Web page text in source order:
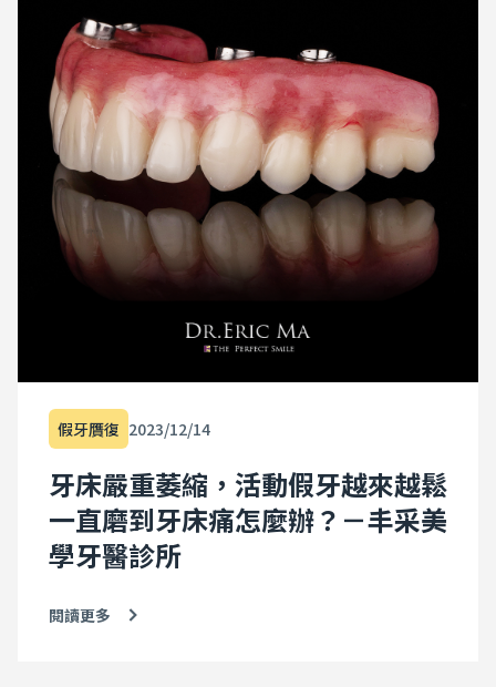
吸，便會被迫改用嘴巴呼吸，雖然鼻子過敏並不會直接的影
響牙齒排列，但使用口呼吸時，舌頭的位置就不會維持頂著
上顎的自然位置（下圖虛線）；而為了打開口腔氣道，舌頭
變得會往下往後（如下圖紅色箭頭），這導致正在發育中的
上顎骨缺少了舌頭的支撐力量而變得發育不良，並引發一連
串畸形發展： 牙弓變狹窄→牙齒空間不足變得擁擠凌亂→前
牙突出變暴牙。 牙弓變狹窄→上顎弓上拱→鼻腔通道變窄→
惡性循環開始。 由於白努利原理，空氣流過狹窄的鼻道時速
度會加快、壓力變大，導致鼻黏膜容易腫脹，又使得鼻呼吸
的流量變少。鼻子在呼吸不到足夠的空氣情況下，更加重了
兒童不自覺地對口呼吸的依賴。 口呼吸該如何解決呢？ 如果
孩子年紀還小時已發現鼻子過敏，可以及早預防並且避免過
敏原的刺激。下列提供一些平時需要注意的事項： 規律地清
太厚的地毯及窗簾，或是毛茸茸的玩具。 避免將陳舊的報
紙、鞋子及衣服堆積在家中。 避免養狗、貓等容易掉毛的寵
等會刺激鼻腔的動作。 時常使用除塵蟎吸塵器打掃家中環
境，並定期更換濾心。 若是早期診斷出過敏性鼻炎，則需搭
配藥物治療，例如：口服藥物，鼻噴劑，以及抗生素，和鼻
沖洗液。 若是小朋友已經養成用嘴巴呼吸的習慣，則需盡早
就診治療。 對於上顎牙弓窄小的患者，使用上顎快速擴張
器，是非常有效的方式。雖然上顎擴張的過程會較為不舒
服，但在年幼時介入治療，可以有效的將上顎骨均勻撐開，
讓鼻腔通道加大，改善鼻塞及口呼吸(嘴巴呼吸)的症狀。 另
外，目前隱適美的牙套結合了「牙弓擴張」的設計，以較為
對於輕度牙弓窄小、怕痛的患者是非常理想的治療方案喔！
假牙贋復 2023/12/14
牙床嚴重萎縮，活動假牙越來越鬆
一直磨到牙床痛怎麼辦？－丰采美
學牙醫診所
閱讀更多